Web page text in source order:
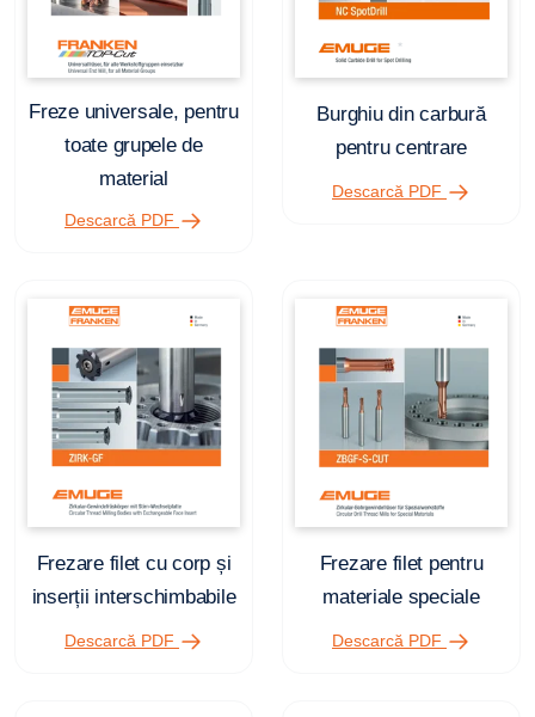
Freze universale, pentru
toate grupele de
material
Descarcă PDF
Burghiu din carbură
pentru centrare
Descarcă PDF
Frezare filet cu corp și
inserții interschimbabile
Descarcă PDF
Frezare filet pentru
materiale speciale
Descarcă PDF